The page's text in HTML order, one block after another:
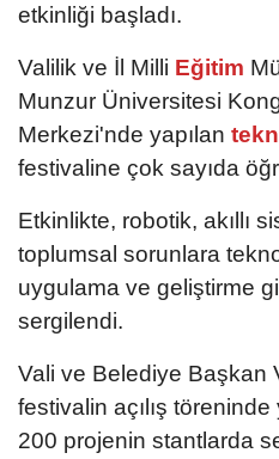
etkinliği başladı.
Valilik ve İl Milli Eğitim
Munzur Üniversitesi
Merkezi'nde yapılan
festivaline çok sayıda
Etkinlikte, robotik, akıllı
toplumsal sorunlara
uygulama ve geliştirme
sergilendi.
Vali ve Belediye Başkan
festivalin açılış töreninde
200 projenin stantlarda